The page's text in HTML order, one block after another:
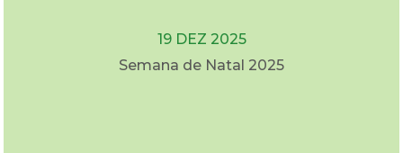
19 DEZ 2025
Semana de Natal 2025